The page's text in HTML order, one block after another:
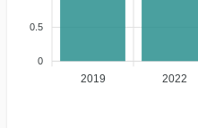
0.5
0
2019 2022